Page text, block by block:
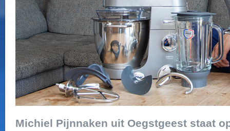
Michiel Pijnnaken uit Oegstgeest staat